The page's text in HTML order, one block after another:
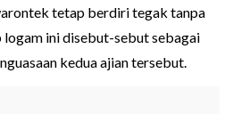
tetap berdiri tegak tanpa
logam ini disebut-sebut sebagai
kedua ajian tersebut.